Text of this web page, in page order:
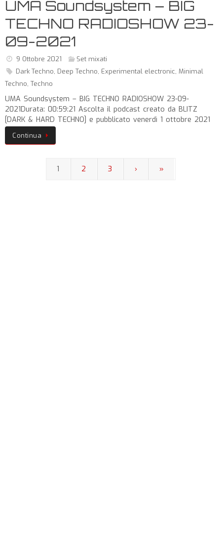
UMA Soundsystem – BIG
TECHNO RADIOSHOW 23-
09-2021
9 Ottobre 2021
Set mixati
Dark Techno, Deep Techno, Experimental electronic, Minimal
Techno, Techno
UMA Soundsystem – BIG TECHNO RADIOSHOW 23-09-
2021Durata: 00:59:21 Ascolta il podcast creato da BLITZ
[DARK & HARD TECHNO] e pubblicato venerdì 1 ottobre 2021
Continua
1 2 3 › »